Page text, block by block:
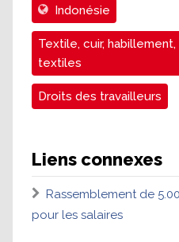
Indonésie
Textile, cuir,
textiles
Droits des travailleurs
Liens connexes
Rassemblement de
pour les salaires